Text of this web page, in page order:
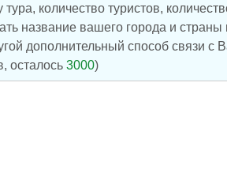
количество туристов,
название вашего города и
дополнительный способ связи с
осталось 3000)